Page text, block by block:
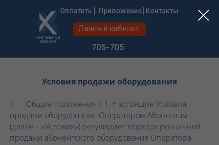
Приложение
Оплатить Контакты
Личный кабинет
705-705
Условия продажи оборудования
1. Общие положения 1.1. Настоящие Условия
продажи оборудования Оператором Абонентам
(далее – «Условия») регулируют порядок розничной
продажи абонентского оборудования Оператора